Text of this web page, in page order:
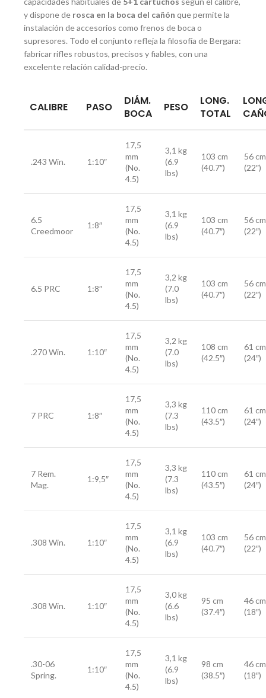
y dispone de rosca en la boca del cañón que permite la
instalación de accesorios como frenos de boca o
supresores. Todo el conjunto refleja la filosofía de Bergara:
fabricar rifles robustos, precisos y fiables, con una
excelente relación calidad-precio.
CALIBRE PASO
DIÁM.
BOCA
PESO
LONG.
TOTAL
.243 Win. 1:10″
17,5
mm
(No.
4.5)
3,1 kg
(6.9
lbs)
103 cm
(40.7″)
56 cm
(22″)
6.5
Creedmoor
1:8″
17,5
mm
(No.
4.5)
3,1 kg
(6.9
lbs)
103 cm
(40.7″)
56 cm
(22″)
6.5 PRC 1:8″
17,5
mm
(No.
4.5)
3,2 kg
(7.0
lbs)
103 cm
(40.7″)
56 cm
(22″)
.270 Win. 1:10″
17,5
mm
(No.
4.5)
3,2 kg
(7.0
lbs)
108 cm
(42.5″)
61 cm
(24″)
7 PRC 1:8″
17,5
mm
(No.
4.5)
3,3 kg
(7.3
lbs)
110 cm
(43.5″)
61 cm
(24″)
7 Rem.
Mag.
1:9,5″
17,5
mm
(No.
4.5)
3,3 kg
(7.3
lbs)
110 cm
(43.5″)
61 cm
(24″)
.308 Win. 1:10″
17,5
mm
(No.
4.5)
3,1 kg
(6.9
lbs)
103 cm
(40.7″)
56 cm
(22″)
.308 Win. 1:10″
17,5
mm
(No.
4.5)
3,0 kg
(6.6
lbs)
95 cm
(37.4″)
46 cm
(18″)
.30-06
Spring.
1:10″
17,5
mm
(No.
4.5)
3,1 kg
(6.9
lbs)
98 cm
(38.5″)
46 cm
(18″)